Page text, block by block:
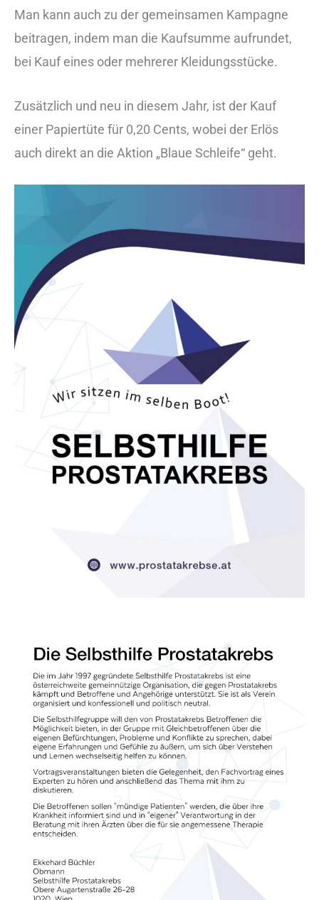
Man kann auch zu der gemeinsamen Kampagne
beitragen, indem man die Kaufsumme aufrundet,
bei Kauf eines oder mehrerer Kleidungsstücke.
Zusätzlich und neu in diesem Jahr, ist der Kauf
einer Papiertüte für 0,20 Cents, wobei der Erlös
auch direkt an die Aktion „Blaue Schleife“ geht.